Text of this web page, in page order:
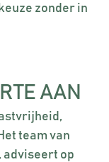
zonder in
AAN
team van
adviseert op